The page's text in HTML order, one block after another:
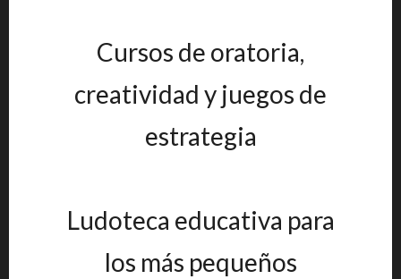
Cursos de oratoria,
creatividad y juegos de
estrategia
Ludoteca educativa para
los más pequeños